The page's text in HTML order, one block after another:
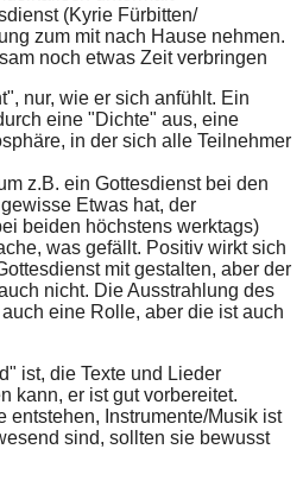
(Kyrie Fürbitten/
zum mit nach Hause nehmen.
noch etwas Zeit verbringen
nur, wie er sich anfühlt. Ein
eine "Dichte" aus, eine
in der sich alle Teilnehmer
z.B. ein Gottesdienst bei den
Etwas hat, der
beiden höchstens werktags)
was gefällt. Positiv wirkt sich
mit gestalten, aber der
nicht. Die Ausstrahlung des
eine Rolle, aber die ist auch
ist, die Texte und Lieder
kann, er ist gut vorbereitet.
entstehen, Instrumente/Musik ist
sind, sollten sie bewusst